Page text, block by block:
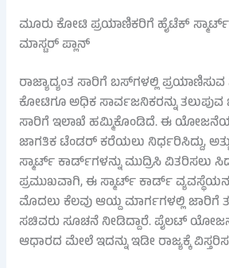
ಮೂರು ಕೋಟಿ ಪ್ರಯಾಣಿಕರಿಗೆ ಹೈಟೆಕ್
ಮಾಸ್ಟರ್ ಪ್ಲಾನ್
ರಾಜ್ಯಾದ್ಯಂತ ಸಾರಿಗೆ ಬಸ್‌ಗಳಲ್ಲಿ
ಕೋಟಿಗೂ ಅಧಿಕ ಸಾರ್ವಜನಿಕರನ್ನು ತಲುಪುವ
ಸಾರಿಗೆ ಇಲಾಖೆ ಹಮ್ಮಿಕೊಂಡಿದೆ. ಈ
ಜಾಗತಿಕ ಟೆಂಡರ್ ಕರೆಯಲು ನಿರ್ಧರಿಸಿದ್ದು,
ಸ್ಮಾರ್ಟ್ ಕಾರ್ಡ್‌ಗಳನ್ನು ಮುದ್ರಿಸಿ ವಿತರಿಸಲು
ಪ್ರಮುಖವಾಗಿ, ಈ ಸ್ಮಾರ್ಟ್ ಕಾರ್ಡ್
ಮೊದಲು ಕೆಲವು ಆಯ್ದ ಮಾರ್ಗಗಳಲ್ಲಿ ಜಾರಿಗೆ
ಸಚಿವರು ಸೂಚನೆ ನೀಡಿದ್ದಾರೆ. ಪೈಲಟ್
ಆಧಾರದ ಮೇಲೆ ಇದನ್ನು ಇಡೀ ರಾಜ್ಯಕ್ಕೆ